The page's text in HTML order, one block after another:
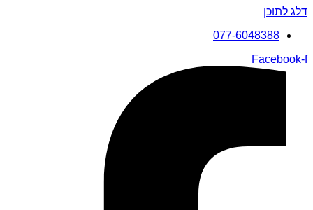
דלג לתוכן
077-6048388
Facebook-f